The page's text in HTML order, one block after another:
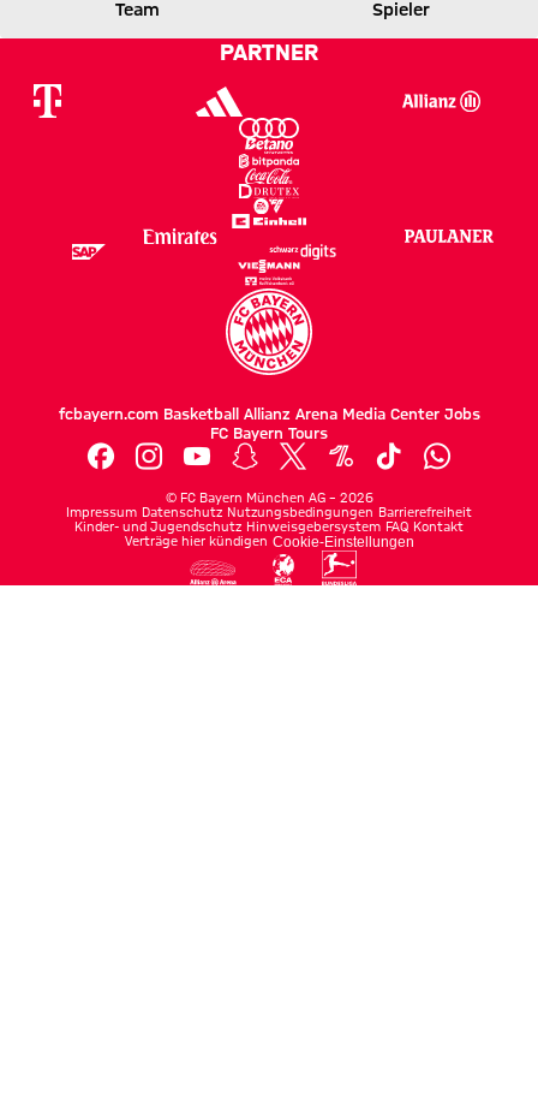
ACM
Team Spieler
PARTNER
fcbayern.com Basketball Allianz Arena Media Center Jobs
FC Bayern Tours
© FC Bayern München AG – 2026
Impressum Datenschutz Nutzungsbedingungen Barrierefreiheit
Kinder- und Jugendschutz Hinweisgebersystem FAQ Kontakt
Verträge hier kündigen Cookie-Einstellungen